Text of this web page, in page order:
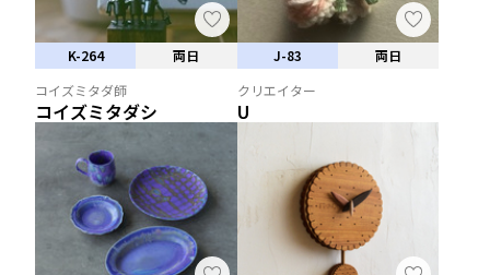
K-264
両日
コイズミタダ師
コイズミタダシ
J-83
両日
クリエイター
U